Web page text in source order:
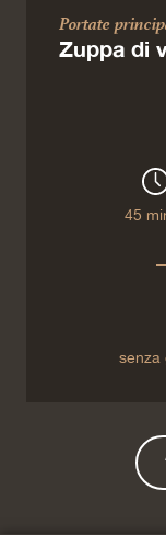
Portate
Zuppa di
45
senza